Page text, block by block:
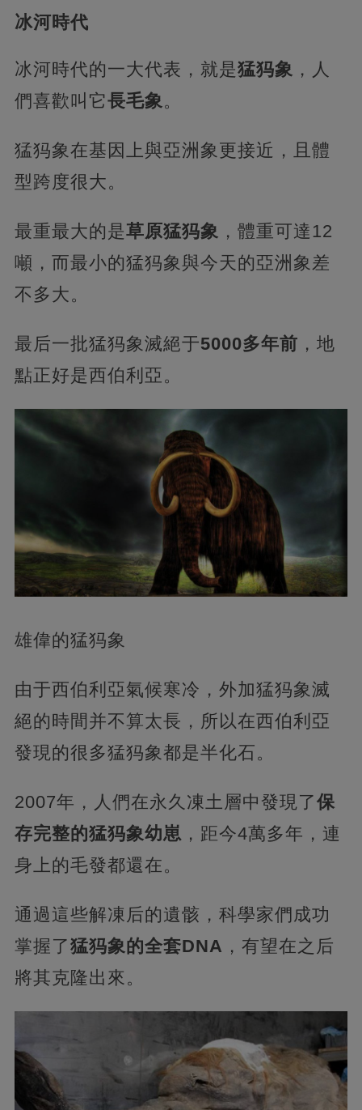
冰河時代
冰河時代的一大代表，就是猛犸象 ，人
們喜歡叫它長毛象。
猛犸象在基因上與亞洲象更接近，且體
型跨度很大。
最重最大的是草原猛犸象 ，體重可達12
噸，而最小的猛犸象與今天的亞洲象差
不多大。
最后一批猛犸象滅絕于5000多年前 ，地
點正好是西伯利亞。
雄偉的猛犸象
由于西伯利亞氣候寒冷，外加猛犸象滅
絕的時間并不算太長，所以在西伯利亞
發現的很多猛犸象都是半化石。
2007年，人們在永久凍土層中發現了保
存完整的猛犸象幼崽 ，距今4萬多年，連
身上的毛發都還在。
通過這些解凍后的遺骸，科學家們成功
掌握了猛犸象的全套DNA ，有望在之后
將其克隆出來。